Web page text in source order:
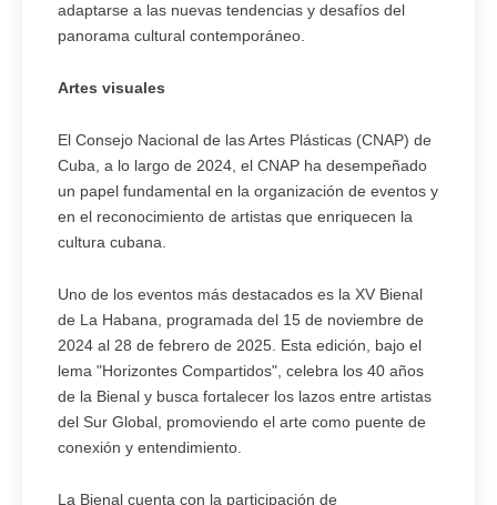
adaptarse a las nuevas tendencias y desafíos del
panorama cultural contemporáneo.
Artes visuales
El Consejo Nacional de las Artes Plásticas (CNAP) de
Cuba, a lo largo de 2024, el CNAP ha desempeñado
un papel fundamental en la organización de eventos y
en el reconocimiento de artistas que enriquecen la
cultura cubana.
Uno de los eventos más destacados es la XV Bienal
de La Habana, programada del 15 de noviembre de
2024 al 28 de febrero de 2025. Esta edición, bajo el
lema "Horizontes Compartidos", celebra los 40 años
de la Bienal y busca fortalecer los lazos entre artistas
del Sur Global, promoviendo el arte como puente de
conexión y entendimiento.
La Bienal cuenta con la participación de